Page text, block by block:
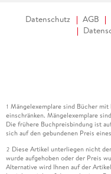
Datenschutz AGB
1 Mängelexemplare sind Bücher
einschränken. Mängelexemplare
Die frühere Buchpreisbindung ist
sich auf den gebundenen Preis
2 Diese Artikel unterliegen nicht
wurde aufgehoben oder der Preis
Alternative wird Ihnen auf der